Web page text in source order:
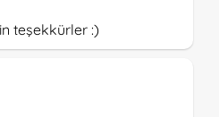
teşekkürler :)